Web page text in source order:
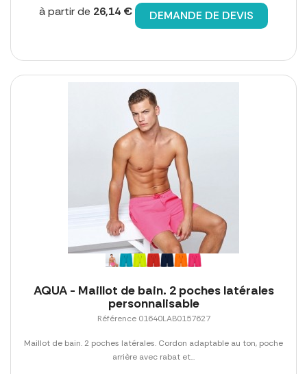
à partir de 26,14 € DEMANDE DE DEVIS
AQUA - Maillot de bain. 2 poches latérales
personnalisable
Référence 01640LAB0157627
Maillot de bain. 2 poches latérales. Cordon adaptable au ton, poche
arrière avec rabat et...